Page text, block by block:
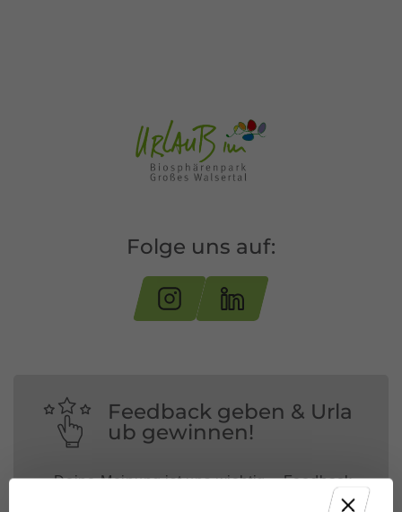
Folge uns auf:
Feedback geben & Urla
ub gewinnen!
Deine Meinung ist uns wichtig – Feedback
geben und mit etwas Glück unvergessliche